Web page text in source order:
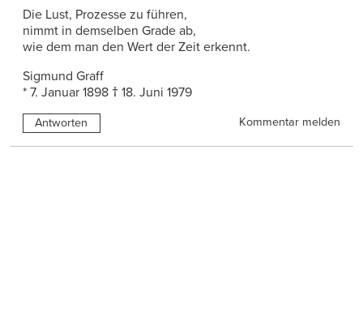
Die Lust, Prozesse zu führen,
nimmt in demselben Grade ab,
wie dem man den Wert der Zeit erkennt.
Sigmund Graff
* 7. Januar 1898 † 18. Juni 1979
Antworten Kommentar melden